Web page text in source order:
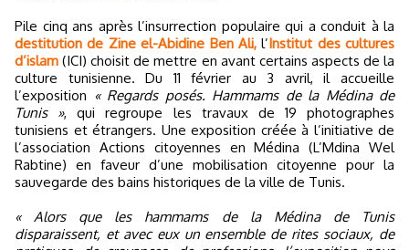
Pile cinq ans après l’insurrection populaire qui a conduit à la
destitution de Zine el-Abidine Ben Ali,l’Institut des cultures
d’islam (ICI) choisit de mettre en avant certains aspects de la
culture tunisienne. Du 11 février au 3 avril, il accueille
l’exposition « Regards posés. Hammams de la Médina de
Tunis », qui regroupe les travaux de 19 photographes
tunisiens et étrangers. Une exposition créée à l’initiative de
l’association Actions citoyennes en Médina (L’Mdina Wel
Rabtine) en faveur d’une mobilisation citoyenne pour la
sauvegarde des bains historiques de la ville de Tunis.
« Alors que les hammams de la Médina de Tunis
disparaissent, et avec eux un ensemble de rites sociaux, de